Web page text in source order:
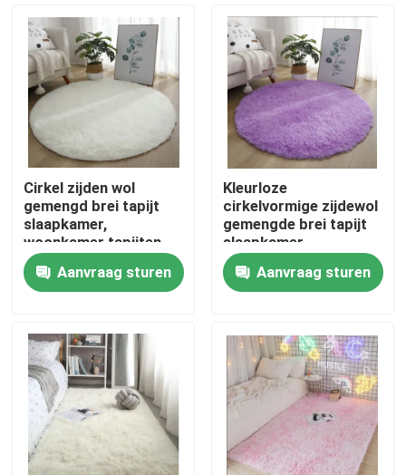
video's
ONGEVEER DE V.S.
Fabrieksreis
Kwaliteitscontrole
Verzoek om een Citaat
De Deken van het vloertapijt
De Tapijten van de slaapkamervloer
De Tapijten van de woonkamervloer
Cirkel zijden wol
gemengd brei tapijt
slaapkamer,
woonkamer tapijten
Aanvraag sturen
Kleurloze
cirkelvormige zijdewol
gemengde brei tapijt
slaapkamer,
woonkamer tapijten
Aanvraag sturen